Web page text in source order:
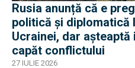
Rusia anunță că e
politică și diplomatică
Ucrainei, dar
capăt conflictului
27 IULIE 2026